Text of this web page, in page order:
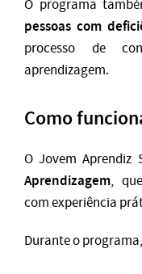
O programa
pessoas com
processo de
aprendizagem.
Como
O Jovem Aprendiz
Aprendizagem,
com experiência
Durante o